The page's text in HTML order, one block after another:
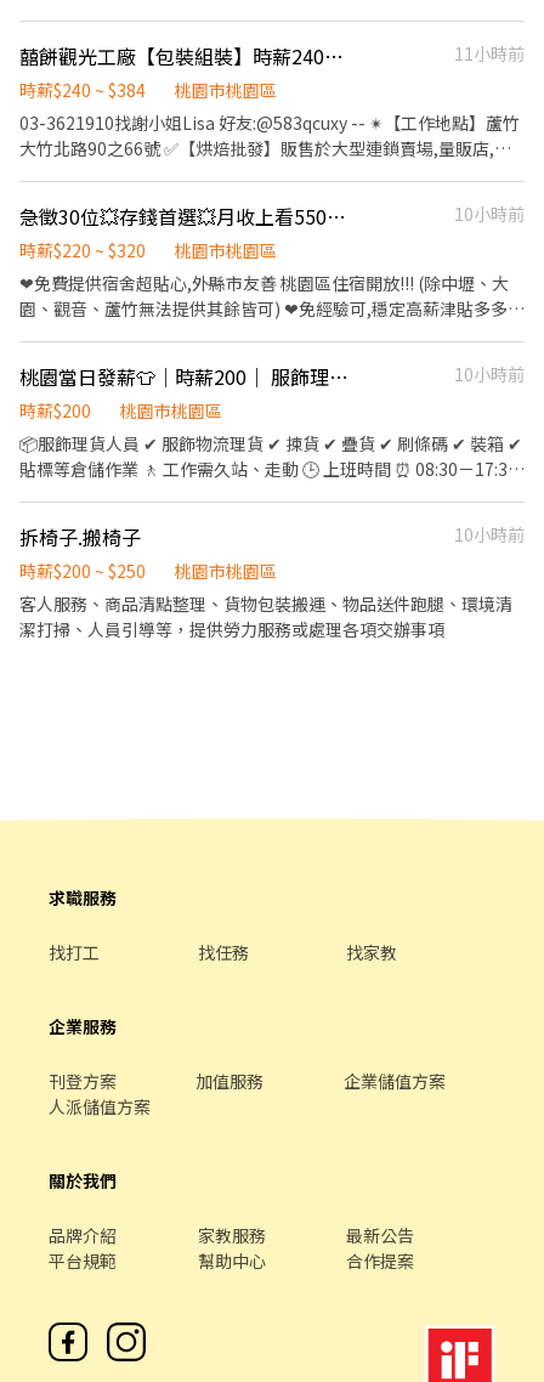
南興 - 寄件店 蘆竹區南山路二段470巷15號1樓(缺早、午、晚) ⚡蘆
竹南六 - 寄件店 蘆竹區南山路一段418號1、2樓(缺午) ⚡蘆竹洛陽 -
區大竹路488號1樓(缺早、晚、假日晚) ⚡蘆竹福祿 - 智取店 蘆竹區
福祿一街52號地下一樓(缺早、晚、假日早、假日晚) ⚡蘆竹長興 - 智
取店 蘆竹區長興路一段8號1樓(缺夜) ⚡觀音新生 - 智取店 觀音區新
生路1545號1樓(缺早、晚、夜) ✅大園菓林店 大園區菓林路145號1
樓(缺早、假日) ✅大園新興店 大園區新興路139號1樓(缺假日) ✅中
壢松勇店 中壢區松勇路198號1樓(缺晚) ✅中壢莊敬店 中壢區莊敬路
838巷1號1樓(缺晚) ✅中壢民族店 中壢區民族路五段88號1樓(缺晚)
✅平鎮龍江店 平鎮區龍江路188號1樓(缺早、晚) ✅平鎮平東店 平鎮
區平東路59號1樓(缺早) ✅平鎮湧安店 平鎮區湧安路1號1樓(缺早、
街26號1樓(缺早、晚) ✅桃園民有店 桃園區民有三街425號1樓(缺
早、晚) ✅桃園中埔店 桃園區中埔一街105號1樓(缺早、晚) ✅桃園國
強店 桃園區國強一街420號1樓(缺晚) ✅新屋中山店 新屋區中山路
339號1樓(缺早、晚) ✅楊梅四維店 楊梅區四維路48號1樓(缺早) ✅
楊梅三民店 楊梅區三民路47號1樓(缺早、晚、月) ✅楊梅青山店 楊
梅區青山一街213號1樓(缺早) ✅楊梅瑞梅店 楊梅區瑞梅街188號1樓
(缺早) ✅楊梅萬大店 楊梅區萬大路75號1樓(缺早、午) ✅龜山光峯店
龜山區光峯路192號1樓(缺早) ✅龜山文化二店 龜山區文化七路61號
1樓(缺早、晚) ✅龜山文化店 龜山區文化二路34巷14弄21號1樓(缺
早、晚) ✅龜山文學店 龜山區文學路228號1樓(缺早、晚) ✅蘆竹大竹
店 蘆竹區大竹路361號1樓(缺早、晚) ✅蘆竹南順店 蘆竹區南順四街
驗可 ✅著半套無塵衣、帽、拖鞋。 ✅提供配合指定銀行即可免薪轉
手續費 ●應徵方式：預約填寫資料 ---------------------------------
--------------------- *插播附近職缺 ＼龜山區頂湖金屬大廠／ ⭕天
天領薪：日班日領1450元、夜班日領1650元 ( 若有剩餘薪資統一再
發薪日發 ) 🚩工作地點：桃園市龜山區頂湖一街X號 ⏰工作時間：日
12:00~12:50、夜00:00~00:50、上下間休各10分鐘 💰️薪資結構：日
班221/H、夜班256/H，當月全勤再加1000獎金！ 📢主要產品：電
行製造現場的產品組裝、檢驗、包裝出貨等作業 ●應徵方式：預約
填寫資料 #週休二日 #日領 #週領 ✅無經驗可 ✅提供配合指定銀行即
可免薪轉手續費 ==============『預約報名面試』
============= ＊免費洽詢＊ ☎️： 鄭小姐，@498yhmgz 直接加
排休制 -一周排班2-4天(假日需可配合排班) ------------------------
---------------------------------------------------------------------
------------ 🎯🎯🎯【工-作-地-點】🎯🎯🎯 ❤️【桃園區】❤️ 桃園民
安 - 桃園市桃園區民安路124號1樓 桃園大業 - 桃園市桃園區大業
路一段400號1樓 桃園龍城- 桃園市桃園區龍城二街56號1樓 桃園同
安- 桃園市桃園區同安街336巷77號1樓 桃園永安店-桃園市桃園區
民有三街425號1樓 桃園中埔店- 桃園市桃園區中埔一街105號1樓 桃
園莊敬店- 桃園市桃園區莊敬路一段320號1樓 桃園國強店- 桃園市
桃園區國強一街420號1樓 桃園春日店- 桃園市桃園區春日路1171號
1樓 【智取店需有交通工具， 一天需跑3~5間門市】 ※目前只缺長
期為主喔~ -以上地址皆可應徵- ❤️❤️獨家福利，名額有限＿為您找
到最符合需求的天使職缺。❤️❤️
班津貼+5) ☑️【休假制度】：排休制
寄、搬運、盤點、理貨等 3. 負責商品銷售、上架排面、進貨、補貨
護作業 6. 配合調店、門市支援 智取店人員工作內容如下： 1. 協助門
市營運：包裹收寄、搬運、盤點、理貨、上架等 2. 維持門市作業區
外) 早班、午班、全班兼職人員每日工作門店會分在3-5間門市排班
晚班兼職人員每日工作門店會分在2-3間門市排班 4. 須配合蝦皮店
到店工作內容調整 5. 偶爾須配合鄰近有人店門市支援 門市人員上班
時間 : 早班:全11:00-19:30、兼職10:30-17:00、11:00-17:30 午班:兼
22:45 智取店上班時間: 早班時薪:07:00~12:00、0730-1230、0800-
1300、0830-1330(早班4個時段任選) 午班時薪:15:00~19:00 晚班
時薪:1730~2130、1800~2200、1830~2230(晚班3個時段任選) 夜
班時薪:23:30–03:30 全天班時薪 : 0700-1330 & 1730-2400，兩頭
班 【工-作-地-點】 桃園正光 - 智取店 桃園市桃園區正光路178號1
樓 桃園長春 - 智取店 桃園市桃園區長春路8巷1號1樓 桃園忠義 - 智
取店 桃園市桃園區大業路一段45號1樓 桃園慈德 - 智取店 桃園市桃
園區慈德街9號1樓 桃園健行 - 智取店 桃園市桃園區健行路52號1樓
桃園吉昌 - 智取店 桃園市桃園區吉昌街86號1樓 桃園民安 - 智取店
28號1樓 桃園莊二 - 智取店 桃園市桃園區莊敬路二段41號1樓 桃園
龍鳳 - 智取店 桃園市桃園區國強七街66號1樓 桃園龍城 - 智取店 桃
園市桃園區龍城二街56號1樓 桃園宏平 - 智取店 桃園市桃園區宏昌
十二街88號1樓 桃園桃德 - 智取店 桃園市桃園區桃德路43號1樓 桃
園慈文二 - 智取店 桃園市桃園區慈文路528號1樓 桃園大有店 桃園
慈文路123號1樓 桃園中山二 - 智取店 桃園市桃園區中山路1048號1
樓 桃園大仁店 桃園市桃園區大仁路26號1樓 桃園建國店 桃園市桃園
號1樓 桃園中華 - 智取店 桃園市桃園區中華路138號1樓 桃園安東 -
寶慶 - 智取店 桃園市桃園區寶慶路296號1樓 桃園民有店 桃園市桃
桃園廈門店 桃園市桃園區廈門街132號 桃園中埔店 桃園市桃園區中
埔一街105號 桃園莊敬店 桃園市桃園區莊敬路一段320號 桃園國強
- 智取店 桃園市桃園區正康一街216號 桃園中山 - 智取店 桃園市桃
符合需求的天使職缺。❤️❤️
✈ 無人智取店人員薪資待遇 : 兼職-(早、午、全天班)時:224元、晚
班時:244(含晚班獎金20/H)、夜班時:264(含夜班獎金40/H) ✈ 休假 :
排休制 智取店人員工作內容如下： 1. 協助門市營運：包裹收寄、搬
運、盤點、理貨、上架等 2. 維持門市作業區環境、清潔維護作業 3.
作門店會分在2-3間門市排班 4. 須配合蝦皮店到店工作內容調整 5.
偶爾須配合鄰近有人店門市支援 智取店上班時間: 早班時
段任選) 午班時薪:15:00~19:00 晚班時薪:1730~2130、
1800~2200、1830~2230(晚班3個時段任選) 夜班時薪:23:30–03:30
全天班時薪 : 0700-1330 & 1730-2400，兩頭班 【工-作-地-點】 桃
園大業 - 智取店 桃園市桃園區大業路一段400號1樓 ❤️❤️名額有限＿
囍餅觀光工廠【包裝組裝】時薪240，周休二日
11小時前
時薪$240 ~ $384
桃園市桃園區
03-3621910找謝小姐Lisa 好友:@583qcuxy -- ✴【工作地點】蘆竹
大竹北路90之66號 ✅【烘焙批發】販售於大型連鎖賣場,量販店,超
▼▃▃▃ ️【薪水】：正常出勤，時薪$230 +獎金10/時 ➜ 可領
【✔$42,240】起 ➜ 常態加班可領6萬起 ▃▃▃▼ 重點介紹
▼▃▃▃ ☑【工作內容】：整形、烤爐、包餡、包裝 ☑【休假制
度】：固定休周日 ☑【工作條件】：久站、一到六都要加班 ☑【用
餐制度】：60/餐 (中午用餐60分鐘、上下午間休0-10分鐘)，加班休
享有福利 ▼▃▃▃ 1.員工制服 2.保險福利：勞保、健保、團保、勞
退6％
急徵30位💥存錢首選💥月收上看55000【再加碼久任獎金65K賺飽飽】宿舍免費
10小時前
時薪$220 ~ $320
桃園市桃園區
❤免費提供宿舍超貼心,外縣市友善 桃園區住宿開放!!! (除中壢、大
園、觀音、蘆竹無法提供其餘皆可) ❤免經驗可,穩定高薪津貼多多
＋介紹獎金最高共領 65,000 元！ 獎金發放方式： ✅ 第1個月：
20,000 元 ✅ 第2個月：20,000 元 ✅ 第3個月：10,000 元 ✅ 第4～6
個月：每月 5,000 元 ❤工作地點:桃園市大園區大園工業區中山北路
275 【上班時間】 日班8:00～20:00 夜班20:00～8:00 四休二制 【薪
班薪55424起 ✔加班另計 (休假日加班雙倍計薪)(依照實際上班時數
計算) ✔計算參考:日班若休假日加班:約2412(天)/夜班若休假日加班:
約2628(天) 【休息時間】 休息:上下午各一次,每次20分鐘 (視單位安
排) 用餐上下午各一次,每次40分鐘 (視單位安排) 【工作內容】 印刷
電路板機台操作、組裝、包裝、測試檢驗作業 【轉正後福利】 福利
名 +電話+詢問的職缺名稱】 ✨本公司求職完全免費，放心使用哦✨
桃園當日發薪👕｜時薪200｜ 服飾理貨人員｜固定日班｜可不加班☀️
10小時前
時薪$200
桃園市桃園區
📦服飾理貨人員 ✔ 服飾物流理貨 ✔ 揀貨 ✔ 疊貨 ✔ 刷條碼 ✔ 裝箱 ✔
貼標等倉儲作業 🚶 工作需久站、走動 🕒 上班時間 ⏰ 08:30－17:30
【立即應徵】 有興趣歡迎透過平台投遞履歷或站內私訊洽詢 應徵時
請註明：【應徵服飾理貨人員】
拆椅子.搬椅子
10小時前
時薪$200 ~ $250
桃園市桃園區
客人服務、商品清點整理、貨物包裝搬運、物品送件跑腿、環境清
潔打掃、人員引導等，提供勞力服務或處理各項交辦事項
求職服務
找打工 找任務 找家教
企業服務
刊登方案 加值服務
企業儲值方案
人派儲值方案
關於我們
品牌介紹 家教服務
最新公告
平台規範
幫助中心 合作提案